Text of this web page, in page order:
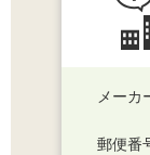
メーカ
郵便番